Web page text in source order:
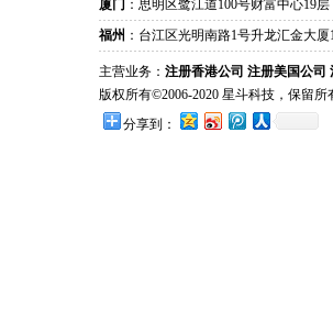
厦门 ：思明区鹭江道100号财富中心19层
福州 ：台江区光明南路1号升龙汇金大厦
主营业务： 注册香港公司 注册美国公司
版权所有©2006-2020 星斗科技，保留所
分享到：